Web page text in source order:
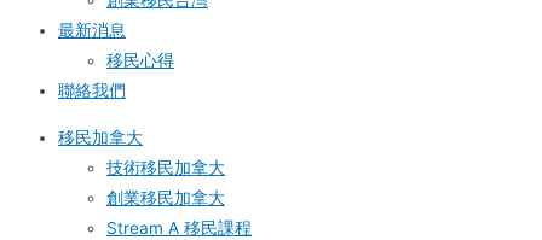
最新消息
移民心得
聯絡我們
移民加拿大
技術移民加拿大
創業移民加拿大
Stream A 移民課程